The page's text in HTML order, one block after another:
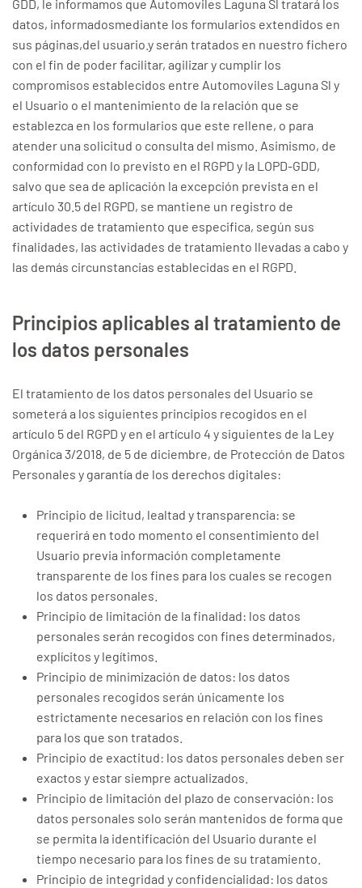
GDD, le informamos que Automoviles Laguna Sl tratará los
datos, informadosmediante los formularios extendidos en
sus páginas,del usuario.y serán tratados en nuestro fichero
con el fin de poder facilitar, agilizar y cumplir los
compromisos establecidos entre Automoviles Laguna Sl y
el Usuario o el mantenimiento de la relación que se
establezca en los formularios que este rellene, o para
atender una solicitud o consulta del mismo. Asimismo, de
conformidad con lo previsto en el RGPD y la LOPD-GDD,
salvo que sea de aplicación la excepción prevista en el
artículo 30.5 del RGPD, se mantiene un registro de
actividades de tratamiento que especifica, según sus
finalidades, las actividades de tratamiento llevadas a cabo y
las demás circunstancias establecidas en el RGPD.
Principios aplicables al tratamiento de
los datos personales
El tratamiento de los datos personales del Usuario se
someterá a los siguientes principios recogidos en el
artículo 5 del RGPD y en el artículo 4 y siguientes de la Ley
Orgánica 3/2018, de 5 de diciembre, de Protección de Datos
Personales y garantía de los derechos digitales:
Principio de licitud, lealtad y transparencia: se
requerirá en todo momento el consentimiento del
Usuario previa información completamente
transparente de los fines para los cuales se recogen
los datos personales.
Principio de limitación de la finalidad: los datos
personales serán recogidos con fines determinados,
explícitos y legítimos.
Principio de minimización de datos: los datos
personales recogidos serán únicamente los
estrictamente necesarios en relación con los fines
para los que son tratados.
Principio de exactitud: los datos personales deben ser
exactos y estar siempre actualizados.
Principio de limitación del plazo de conservación: los
datos personales solo serán mantenidos de forma que
se permita la identificación del Usuario durante el
tiempo necesario para los fines de su tratamiento.
Principio de integridad y confidencialidad: los datos